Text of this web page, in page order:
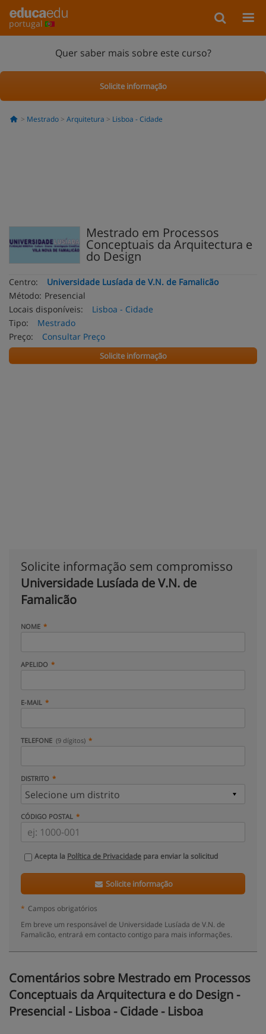
portugal
Quer saber mais sobre este curso?
Solicite informação
Mestrado Arquitetura Lisboa - Cidade
Mestrado em Processos
Conceptuais da Arquitectura e
do Design
Centro:
Universidade Lusíada de V.N. de Famalicão
Método: Presencial
Locais disponíveis:
Lisboa - Cidade
Tipo:
Mestrado
Preço:
Consultar Preço
Solicite informação
Solicite informação sem compromisso
Universidade Lusíada de V.N. de
Famalicão
NOME
APELIDO
E-MAIL
TELEFONE (9 dígitos)
DISTRITO
CÓDIGO POSTAL
Acepta la Política de Privacidade para enviar la solicitud
Solicite informação
* Campos obrigatórios
Em breve um responsável de Universidade Lusíada de V.N. de
Famalicão, entrará em contacto contigo para mais informações.
Comentários sobre Mestrado em Processos
Conceptuais da Arquitectura e do Design -
Presencial - Lisboa - Cidade - Lisboa